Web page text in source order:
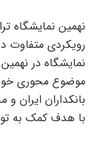
نهمین نمایشگاه
رویکردی متفاوت
نمایشگاه در
موضوع محوری خود
بانکداران ایران
با هدف کمک به